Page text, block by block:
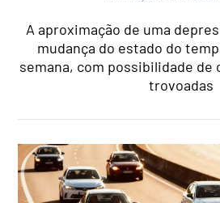
A aproximação de uma
mudança do estado do
semana, com possibilidade de
trovoadas